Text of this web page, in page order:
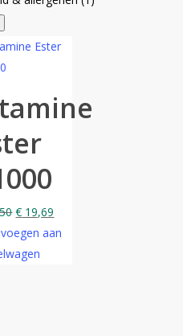
€ 19,69
aan